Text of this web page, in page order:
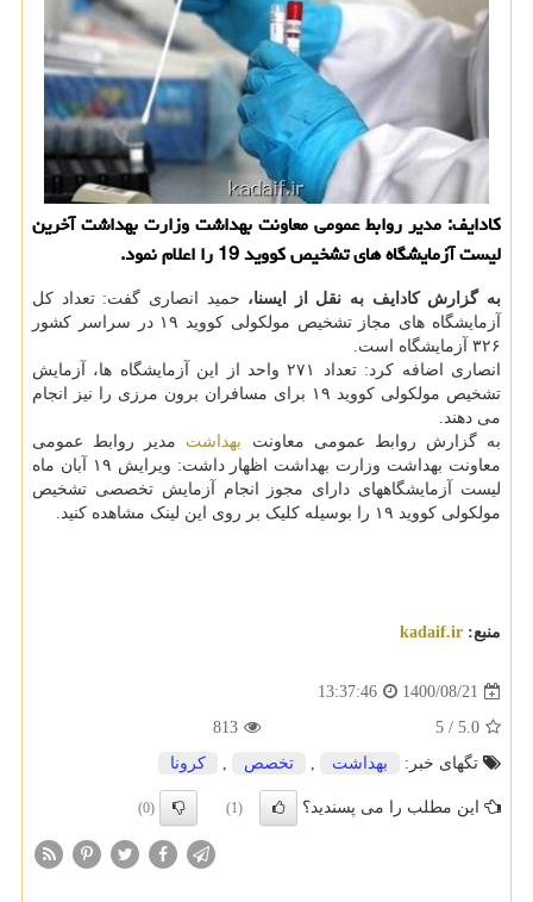
کادایف: مدیر روابط عمومی معاونت بهداشت وزارت بهداشت آخرین
لیست آزمایشگاه های تشخیص کووید 19 را اعلام نمود.
به گزارش کادایف به نقل از ایسنا، حمید انصاری گفت: تعداد کل
آزمایشگاه های مجاز تشخیص مولکولی کووید ۱۹ در سراسر کشور
۳۲۶ آزمایشگاه است.
انصاری اضافه کرد: تعداد ۲۷۱ واحد از این آزمایشگاه ها، آزمایش
تشخیص مولکولی کووید ۱۹ برای مسافران برون مرزی را نیز انجام
می دهند.
به گزارش روابط عمومی معاونت بهداشت مدیر روابط عمومی
معاونت بهداشت وزارت بهداشت اظهار داشت: ویرایش ۱۹ آبان ماه
لیست آزمایشگاههای دارای مجوز انجام آزمایش تخصصی تشخیص
مولکولی کووید ۱۹ را بوسیله کلیک بر روی این لینک مشاهده کنید.
منبع: kadaif.ir
1400/08/21
13:37:46
5.0
/
5
813
تگهای خبر:
بهداشت , تخصص , كرونا
این مطلب را می پسندید؟ (1)
(0)